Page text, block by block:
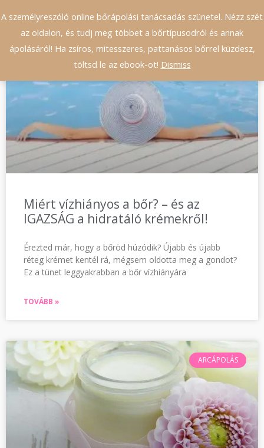
0
Miért vízhiányos a bőr? – és az
IGAZSÁG a hidratáló krémekről!
Érezted már, hogy a bőröd húzódik? Újabb és újabb
réteg krémet kentél rá, mégsem oldotta meg a gondot?
Ez a tünet leggyakrabban a bőr vízhiányára
TOVÁBB »
ARCÁPOLÁS
A személyreszóló online bőrápolási tanácsadás szünetel. Nézz szét
az oldalon, és tudj meg többet a bőrtípusodról és annak
ápolásáról! Ha zsíros, mitesszeres, pattanásos bőrrel küzdesz,
töltsd le az ebook-ot! Dismiss